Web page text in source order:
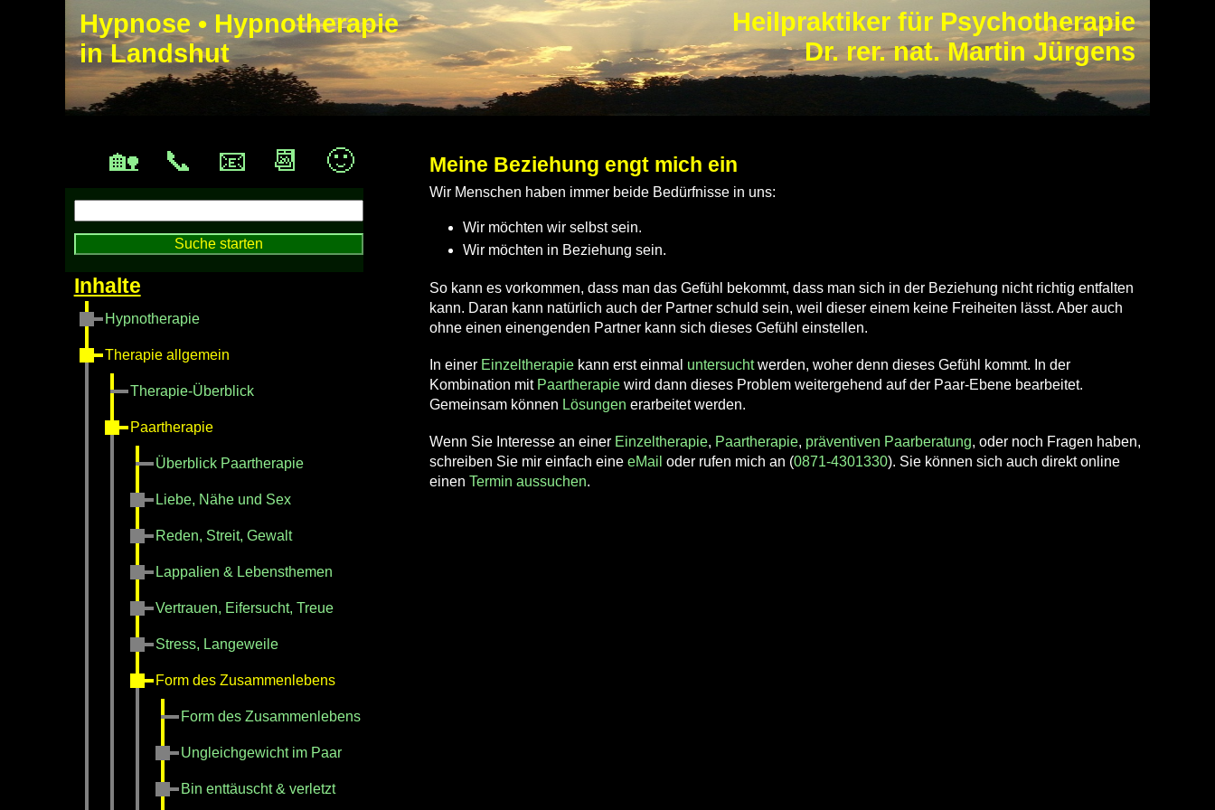
Hypnose • Hypnotherapie
in Landshut
Heilpraktiker für Psychotherapie
Dr. rer. nat. Martin Jürgens
Hypnotherapie
Therapie allgemein
Therapie-Überblick
Paartherapie
Überblick Paartherapie
Liebe, Nähe und Sex
Reden, Streit, Gewalt
Lappalien & Lebensthemen
Vertrauen, Eifersucht, Treue
Stress, Langeweile
Form des Zusammenlebens
Form des Zusammenlebens
Ungleichgewicht im Paar
Bin enttäuscht & verletzt
🏡 📞 📧 📆 🙂 Meine Beziehung engt mich ein
Wir Menschen haben immer beide Bedürfnisse in uns:
Wir möchten wir selbst sein.
Wir möchten in Beziehung sein.
So kann es vorkommen, dass man das Gefühl bekommt, dass man sich in der Beziehung nicht richtig entfalten
kann. Daran kann natürlich auch der Partner schuld sein, weil dieser einem keine Freiheiten lässt. Aber auch
ohne einen einengenden Partner kann sich dieses Gefühl einstellen.
In einer Einzeltherapie kann erst einmal untersuchtwerden, woher denn dieses Gefühl kommt. In der
Kombination mit Paartherapie wird dann dieses Problem weitergehend auf der Paar-Ebene bearbeitet.
Gemeinsam können Lösungen erarbeitet werden.
Wenn Sie Interesse an einer Einzeltherapie, Paartherapie, präventiven Paarberatung, oder noch Fragen haben,
schreiben Sie mir einfach eineeMail oder rufen mich an (0871-4301330). Sie können sich auch direkt online
einenTermin aussuchen.